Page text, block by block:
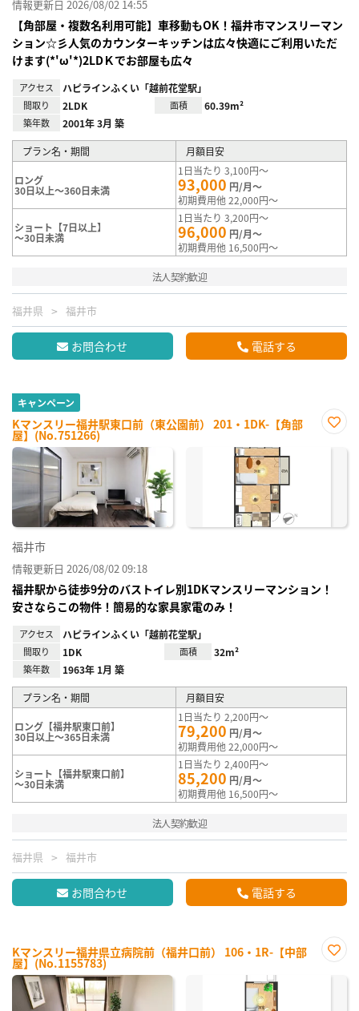
情報更新日 2026/08/02 14:55
【角部屋・複数名利用可能】車移動もOK！福井市マンスリーマン
ション☆彡人気のカウンターキッチンは広々快適にご利用いただ
けます(*'ω'*)2LDＫでお部屋も広々
アクセス ハピラインふくい「越前花堂駅」
間取り 2LDK 面積 60.39m²
築年数 2001年 3月 築
プラン名・期間 月額目安
ロング
30日以上～360日未満
1日当たり 3,100円～
93,000 円/月～
初期費用他 22,000円～
ショート【7日以上】
～30日未満
1日当たり 3,200円～
96,000 円/月～
初期費用他 16,500円～
法人契約歓迎
福井県 福井市
お問合わせ 電話する
キャンペーン
Kマンスリー福井駅東口前（東公園前） 201・1DK-【角部
屋】(No.751266)
に入
福井市
情報更新日 2026/08/02 09:18
福井駅から徒歩9分のバストイレ別1DKマンスリーマンション！
安さならこの物件！簡易的な家具家電のみ！
アクセス ハピラインふくい「越前花堂駅」
間取り 1DK 面積 32m²
築年数 1963年 1月 築
プラン名・期間 月額目安
ロング【福井駅東口前】
30日以上～365日未満
1日当たり 2,200円～
79,200 円/月～
初期費用他 22,000円～
ショート【福井駅東口前】
～30日未満
1日当たり 2,400円～
85,200 円/月～
初期費用他 16,500円～
法人契約歓迎
福井県 福井市
お問合わせ 電話する
Kマンスリー福井県立病院前（福井口前） 106・1R-【中部
屋】(No.1155783)
に入